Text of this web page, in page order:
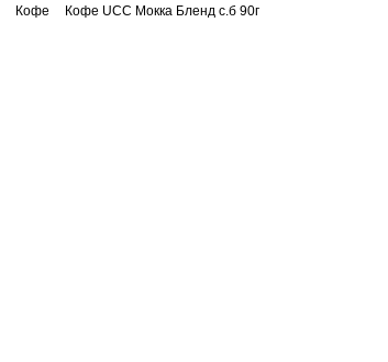
Кофе Кофе UCC Мокка Бленд с.б 90г